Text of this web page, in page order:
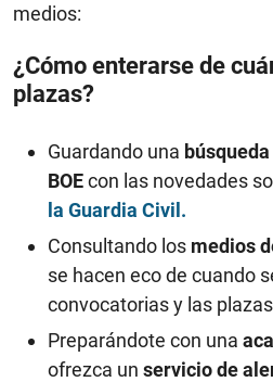
medios:
¿Cómo enterarse de
plazas?
Guardando una
BOEcon las novedades
la Guardia Civil.
Consultando los medios
se hacen eco de cuando
convocatorias y las
Preparándote con una
ofrezca un servicio de